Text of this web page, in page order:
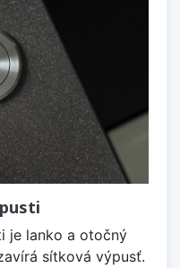
je lanko a otočný
sítková výpusť.